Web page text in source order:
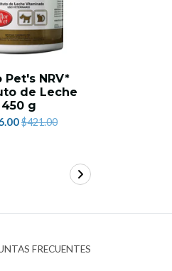
Pet's NRV*
de Leche
450 g
$421.00
FRECUENTES